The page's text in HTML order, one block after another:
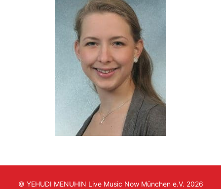
© YEHUDI MENUHIN Live Music Now München e.V. 2026